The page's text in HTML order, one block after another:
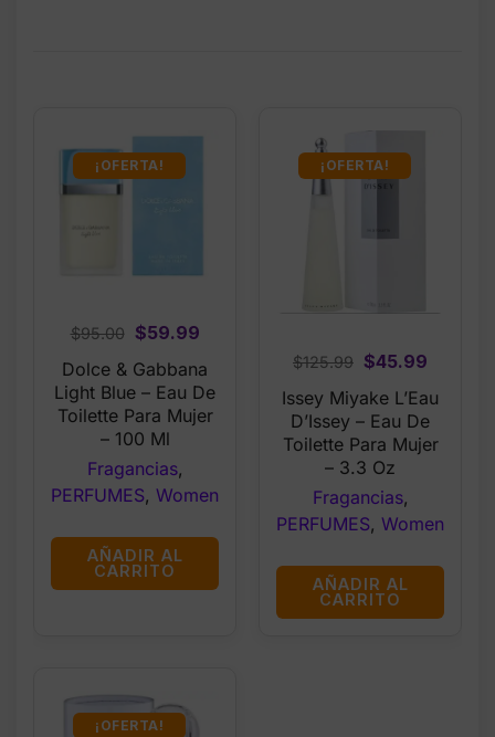
¡OFERTA!
$95.00
Original
price
was:
$95.00.
$59.99Current
is:
$59.99.
Dolce & Gabbana
Light Blue – Eau De
Toilette Para Mujer
– 100 Ml
Fragancias,
PERFUMES, Women
AÑADIR AL
CARRITO
¡OFERTA!
$125.99 Original
price
was:
$125.99.
$45.99
is:
$45.99.
Issey Miyake L’Eau
D’Issey – Eau De
Toilette Para Mujer
– 3.3 Oz
Fragancias,
PERFUMES, Women
AÑADIR AL
CARRITO
¡OFERTA!